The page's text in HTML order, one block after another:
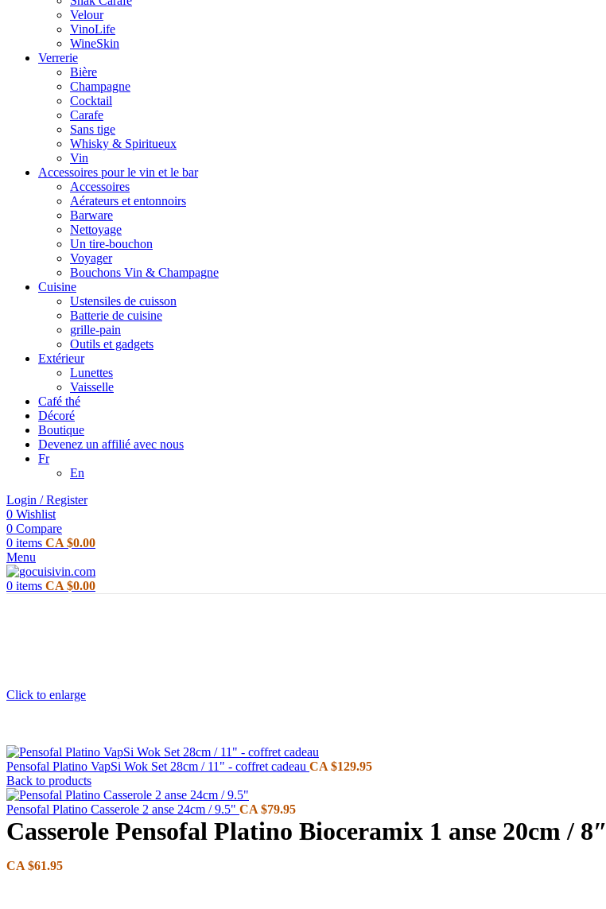
Velour
VinoLife
WineSkin
Verrerie
Bière
Champagne
Cocktail
Carafe
Sans tige
Whisky & Spiritueux
Vin
Accessoires pour le vin et le bar
Accessoires
Aérateurs et entonnoirs
Barware
Nettoyage
Un tire-bouchon
Voyager
Bouchons Vin & Champagne
Cuisine
Ustensiles de cuisson
Batterie de cuisine
grille-pain
Outils et gadgets
Extérieur
Lunettes
Vaisselle
Café thé
Décoré
Boutique
Devenez un affilié avec nous
Fr
En
Login / Register
0 Wishlist
0 Compare
0 items CA $0.00
Menu
0 items CA $0.00
Click to enlarge
Pensofal Platino VapSi Wok Set 28cm / 11" - coffret cadeau CA $129.95
Back to products
Pensofal Platino Casserole 2 anse 24cm / 9.5" CA $79.95
Casserole Pensofal Platino Bioceramix 1 anse 20cm / 8″
CA $61.95